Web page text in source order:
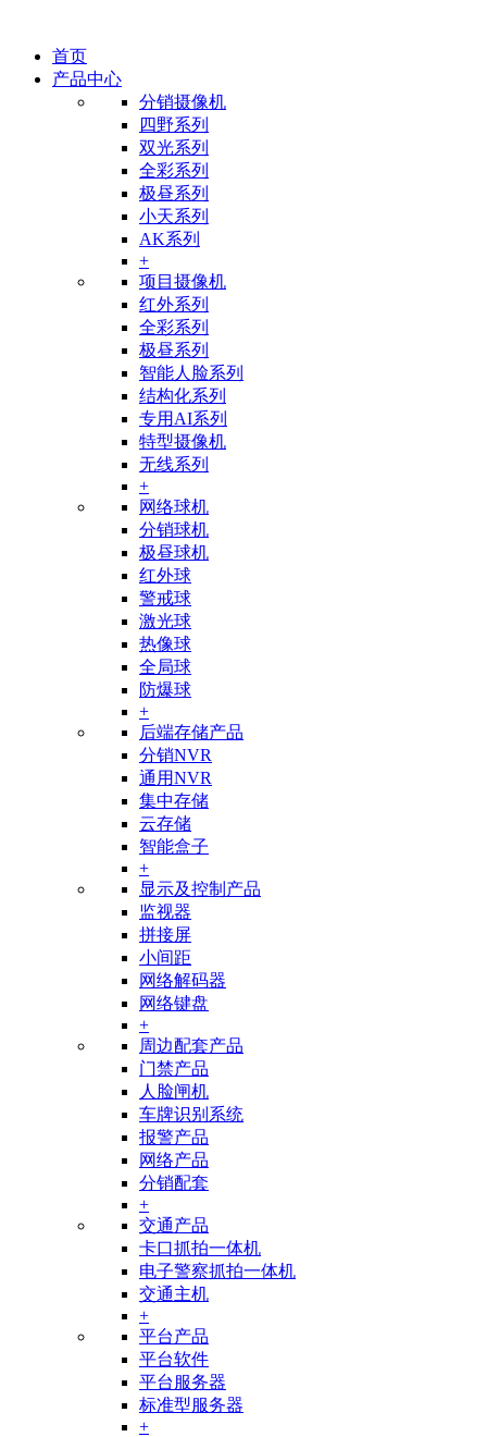
首页
产品中心
分销摄像机
四野系列
双光系列
全彩系列
极昼系列
小天系列
AK系列
+
项目摄像机
红外系列
全彩系列
极昼系列
智能人脸系列
结构化系列
专用AI系列
特型摄像机
无线系列
+
网络球机
分销球机
极昼球机
红外球
警戒球
激光球
热像球
全局球
防爆球
+
后端存储产品
分销NVR
通用NVR
集中存储
云存储
智能盒子
+
显示及控制产品
监视器
拼接屏
小间距
网络解码器
网络键盘
+
周边配套产品
门禁产品
人脸闸机
车牌识别系统
报警产品
网络产品
分销配套
+
交通产品
卡口抓拍一体机
电子警察抓拍一体机
交通主机
+
平台产品
平台软件
平台服务器
标准型服务器
+